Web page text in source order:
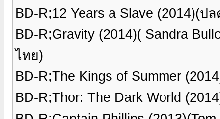
BD-R;12 Years a Slave (2014)(
BD-R;Gravity (2014)( Sandra
ไทย)
BD-R;The Kings of Summer
BD-R;Thor: The Dark World